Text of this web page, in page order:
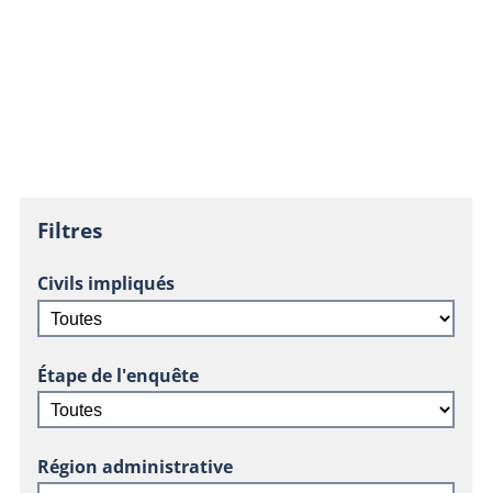
Filtres
Civils impliqués
Étape de l'enquête
Région administrative